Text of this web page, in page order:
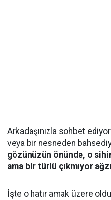
Arkadaşınızla sohbet
veya bir nesneden
gözünüzün önünde, o
ama bir türlü çıkmıyor
İşte o hatırlamak üzere